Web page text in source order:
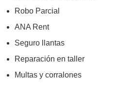
Robo Parcial
ANA Rent
Seguro llantas
Reparación en taller
Multas y corralones